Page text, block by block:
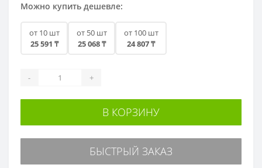
Можно купить дешевле:
от 10 шт
25 591 ₸
от 50 шт
25 068 ₸
от 100 шт
24 807 ₸
- +
В КОРЗИНУ
БЫСТРЫЙ ЗАКАЗ